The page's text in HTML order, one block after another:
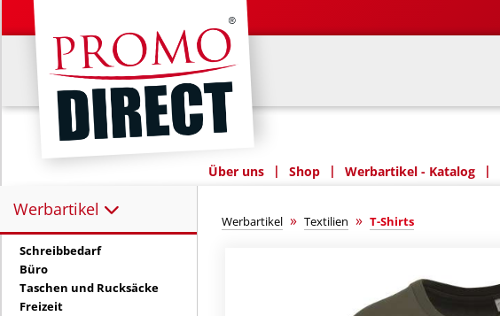
Über uns | Shop | Werbartikel - Katalog |
Werbartikel
Werbartikel:
Schreibbedarf
Büro
Taschen und Rucksäcke
Freizeit
Werbartikel » Textilien » T-Shirts